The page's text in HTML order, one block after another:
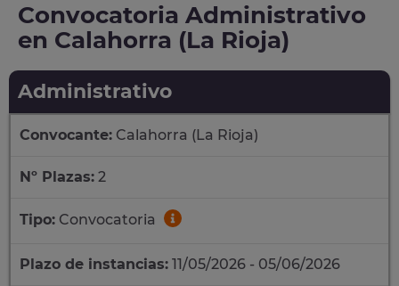
Convocatoria Administrativo
en Calahorra (La Rioja)
Administrativo
Convocante: Calahorra (La Rioja)
Nº Plazas: 2
Tipo: Convocatoria
Plazo de instancias: 11/05/2026 - 05/06/2026